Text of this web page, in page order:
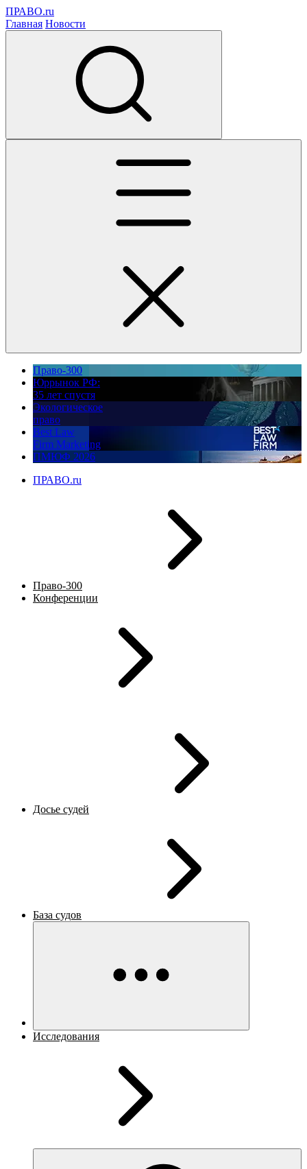
ПРАВО.ru
Главная Новости
Право-300
Юррынок РФ:
35 лет спустя
Экологическое
право
Best Law
Firm Marketing
ПМЮФ 2026
ПРАВО.ru
Право-300
Конференции
Досье судей
База судов
Исследования